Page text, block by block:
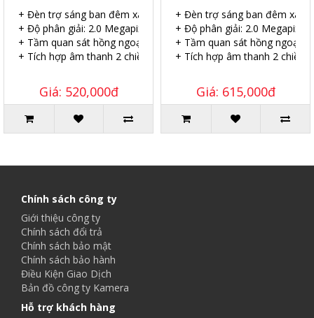
+ Đèn trợ sáng ban đêm xa 20 mét
+ Độ phân giải: 2.0 Megapixel.
+ Tầm quan sát hồng ngoại: 25 mét.
+ Tích hợp âm thanh 2 chiều.
Giá: 520,000đ
+ Đèn trợ sáng ban đêm xa
+ Độ phân giải: 2.0 Megapixel.
+ Tầm quan sát hồng ngoại:
+ Tích hợp âm thanh 2 chiều.
Giá: 615,000đ
Chính sách công ty
Giới thiệu công ty
Chính sách đổi trả
Chính sách bảo mật
Chính sách bảo hành
Điều Kiện Giao Dịch
Bản đồ công ty Kamera
Hỗ trợ khách hàng